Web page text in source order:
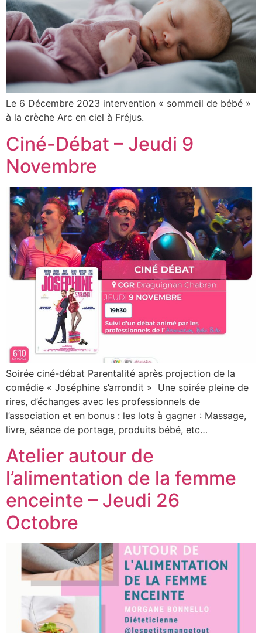
Le 6 Décembre 2023 intervention « sommeil de bébé »
à la crèche Arc en ciel à Fréjus.
Ciné-Débat – Jeudi 9
Novembre
Soirée ciné-débat Parentalité après projection de la
comédie « Joséphine s’arrondit » Une soirée pleine de
rires, d’échanges avec les professionnels de
l’association et en bonus : les lots à gagner : Massage,
livre, séance de portage, produits bébé, etc…
Atelier autour de
l’alimentation de la femme
enceinte – Jeudi 26
Octobre